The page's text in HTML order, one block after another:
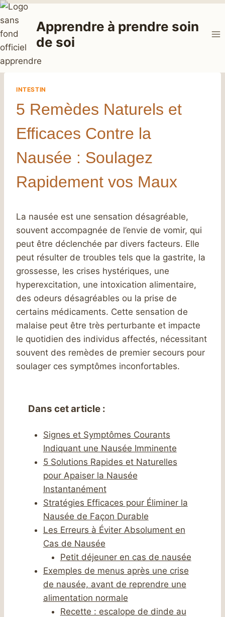
Aller
au
contenu
Apprendre à prendre soin
de soi
INTESTIN
5 Remèdes Naturels et
Efficaces Contre la
Nausée : Soulagez
Rapidement vos Maux
La nausée est une sensation désagréable,
souvent accompagnée de l’envie de vomir, qui
peut être déclenchée par divers facteurs. Elle
peut résulter de troubles tels que la gastrite, la
grossesse, les crises hystériques, une
hyperexcitation, une intoxication alimentaire,
des odeurs désagréables ou la prise de
certains médicaments. Cette sensation de
malaise peut être très perturbante et impacte
le quotidien des individus affectés, nécessitant
souvent des remèdes de premier secours pour
soulager ces symptômes inconfortables.
Dans cet article :
Signes et Symptômes Courants
Indiquant une Nausée Imminente
5 Solutions Rapides et Naturelles
pour Apaiser la Nausée
Instantanément
Stratégies Efficaces pour Éliminer la
Nausée de Façon Durable
Les Erreurs à Éviter Absolument en
Cas de Nausée
Petit déjeuner en cas de nausée
Exemples de menus après une crise
de nausée, avant de reprendre une
alimentation normale
Recette : escalope de dinde au